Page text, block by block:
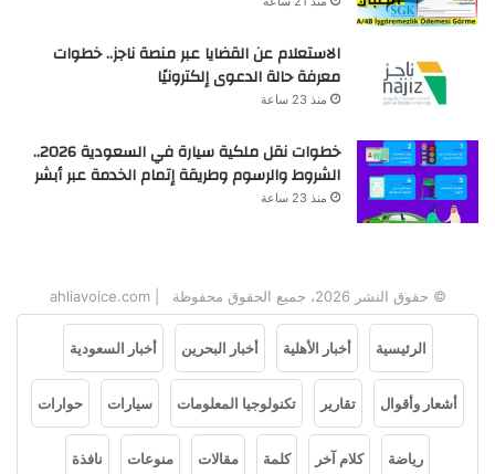
الاستعلام عن القضايا عبر منصة ناجز.. خطوات
معرفة حالة الدعوى إلكترونيًا
منذ 23 ساعة
خطوات نقل ملكية سيارة في السعودية 2026..
الشروط والرسوم وطريقة إتمام الخدمة عبر أبشر
منذ 23 ساعة
© حقوق النشر 2026، جميع الحقوق محفوظة | ahliavoice.com
الرئيسية أخبار الأهلية أخبار البحرين أخبار السعودية
أشعار وأقوال تقارير تكنولوجيا المعلومات سيارات حوارات
رياضة كلام آخر كلمة مقالات منوعات نافذة